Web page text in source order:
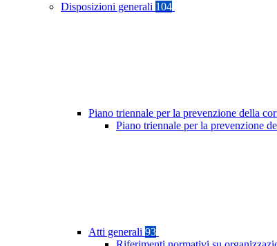
Disposizioni generali 104
Piano triennale per la prevenzione della
Piano triennale per la prevenzione
Atti generali 93